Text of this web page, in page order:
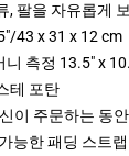
, 팔을 자유롭게
43 x 31 x 12 cm
니 측정 13.5" x
테 포탄
이 주문하는 동
능한 패딩 스트랩